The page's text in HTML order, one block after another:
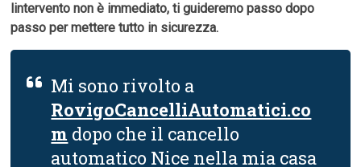
lintervento non è immediato, ti guideremo passo dopo
passo per mettere tutto in sicurezza.
Mi sono rivolto a
RovigoCancelliAutomatici.co
m dopo che il cancello
automatico Nice nella mia casa